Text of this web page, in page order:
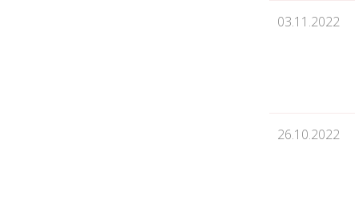
03.11.2022
26.10.2022